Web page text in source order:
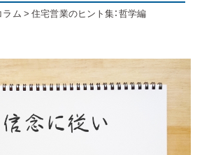
ラム >住宅営業のヒント集：哲学編